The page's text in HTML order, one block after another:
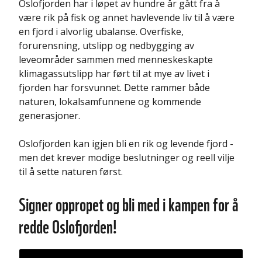
Oslofjorden har i løpet av hundre år gått fra å
være rik på fisk og annet havlevende liv til å være
en fjord i alvorlig ubalanse. Overfiske,
forurensning, utslipp og nedbygging av
leveområder sammen med menneskeskapte
klimagassutslipp har ført til at mye av livet i
fjorden har forsvunnet. Dette rammer både
naturen, lokalsamfunnene og kommende
generasjoner.
Oslofjorden kan igjen bli en rik og levende fjord -
men det krever modige beslutninger og reell vilje
til å sette naturen først.
Signer oppropet og bli med i kampen for å
redde Oslofjorden!